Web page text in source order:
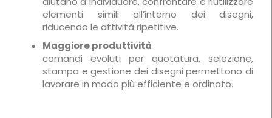
elementi simili all’interno dei disegni,
riducendo le attività ripetitive.
Maggiore produttività
comandi evoluti per quotatura, selezione,
stampa e gestione dei disegni permettono di
lavorare in modo più efficiente e ordinato.